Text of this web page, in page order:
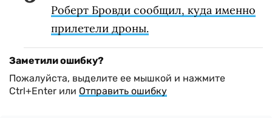
Роберт Бровди сообщил, куда именно
прилетели дроны.
Заметили ошибку?
Пожалуйста, выделите ее мышкой и нажмите
Ctrl+Enter или Отправить ошибку